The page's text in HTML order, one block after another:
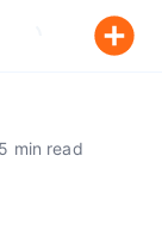
5 min read